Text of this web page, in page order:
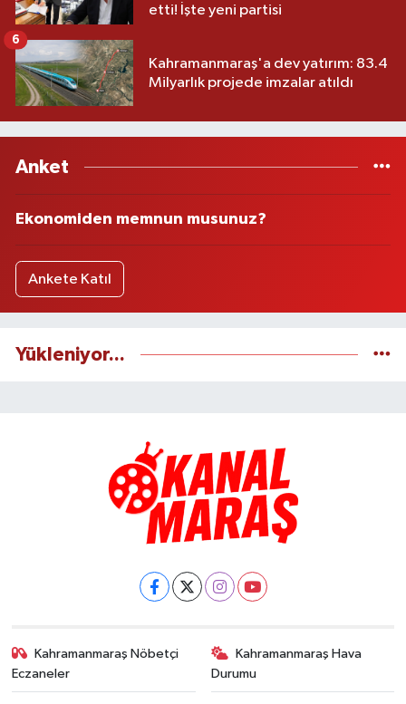
etti! İşte yeni partisi
Kahramanmaraş'a dev yatırım: 83.4
Milyarlık projede imzalar atıldı
6
Anket
Ekonomiden memnun musunuz?
Ankete Katıl
Yükleniyor...
Kahramanmaraş Nöbetçi
Eczaneler
Kahramanmaraş Hava
Durumu